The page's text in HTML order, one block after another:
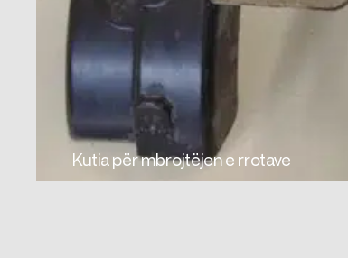
Kutia për mbrojtëjen e rrotave